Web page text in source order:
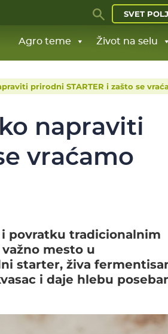
SVET
Agro teme Život na selu
prirodni STARTER i zašto se
napraviti
vraćamo
povratku tradicionalnim
mesto u
starter, živa
i daje hlebu